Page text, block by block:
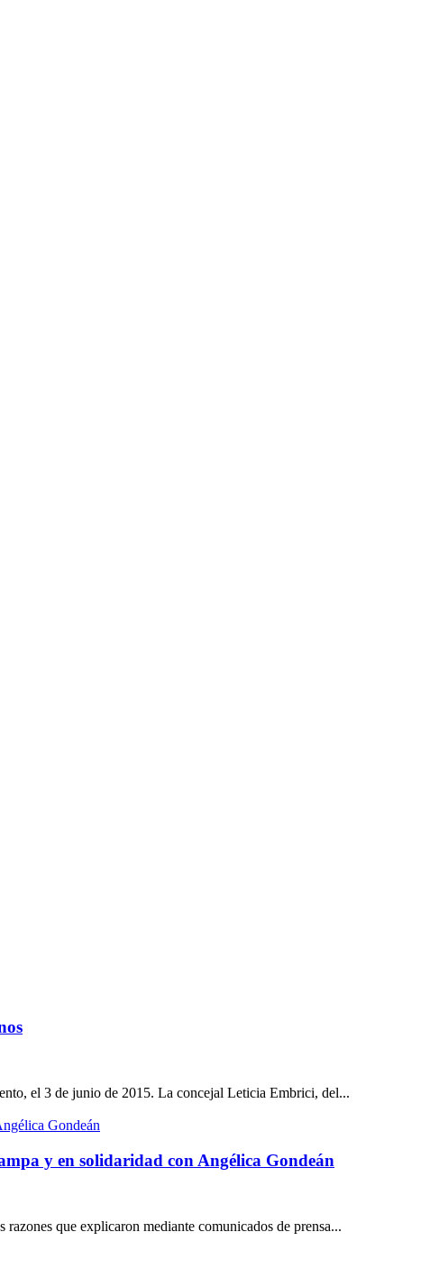
el 3 de junio de 2015. La concejal Leticia Embrici, del...
y en solidaridad con Angélica Gondeán
que explicaron mediante comunicados de prensa...